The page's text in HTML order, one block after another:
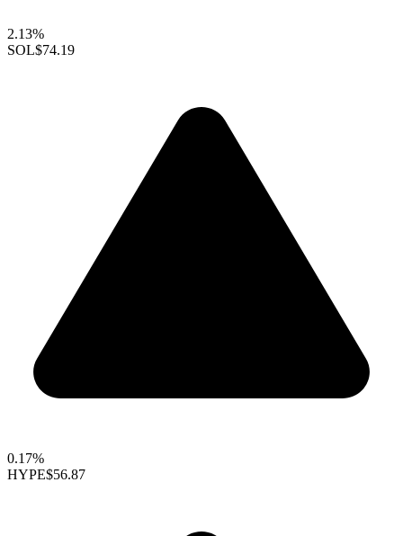
2.13%
SOL$74.19
0.17%
HYPE$56.87